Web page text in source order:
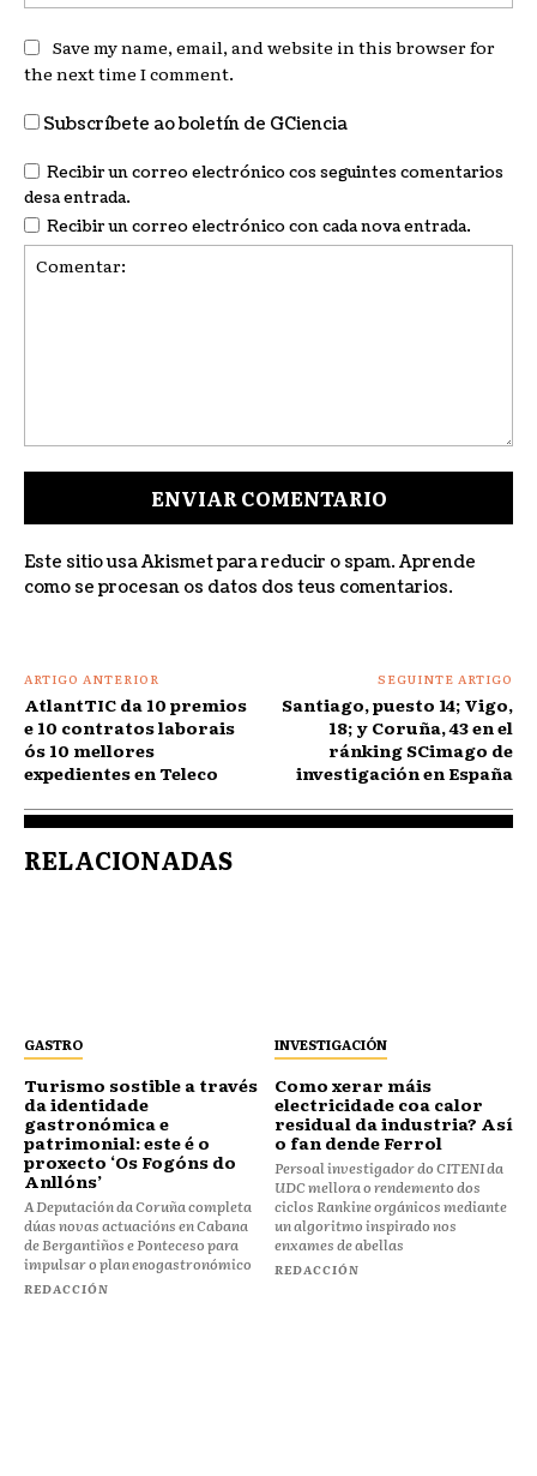
Save my name, email, and website in this browser for
the next time I comment.
Subscríbete ao boletín de GCiencia
Recibir un correo electrónico cos seguintes comentarios
desa entrada.
Recibir un correo electrónico con cada nova entrada.
Este sitio usa Akismet para reducir o spam. Aprende
como se procesan os datos dos teus comentarios.
ARTIGO ANTERIOR
AtlantTIC da 10 premios
e 10 contratos laborais
ós 10 mellores
expedientes en Teleco
SEGUINTE ARTIGO
Santiago, puesto 14; Vigo,
18; y Coruña, 43 en el
ránking SCimago de
investigación en España
RELACIONADAS
GASTRO
Turismo sostible a través
da identidade
gastronómica e
patrimonial: este é o
proxecto ‘Os Fogóns do
Anllóns’
A Deputación da Coruña completa
dúas novas actuacións en Cabana
de Bergantiños e Ponteceso para
impulsar o plan enogastronómico
REDACCIÓN
INVESTIGACIÓN
Como xerar máis
electricidade coa calor
residual da industria? Así
o fan dende Ferrol
Persoal investigador do CITENI da
UDC mellora o rendemento dos
ciclos Rankine orgánicos mediante
un algoritmo inspirado nos
enxames de abellas
REDACCIÓN